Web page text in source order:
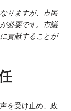
りますが、市民
必要です。市議
貢献することが
を受け止め、政